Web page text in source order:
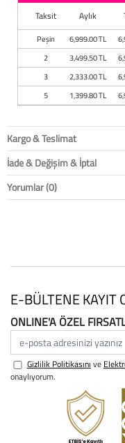
Taksit Aylık
Peşin 6,999.00 TL
2
3,499.50 TL
3
2,333.00 TL
5
1,399.80 TL
Kargo & Teslimat
İade & Değişim & İptal
Yorumlar (0)
E-BÜLTENE KAYIT
ONLINE'A ÖZEL
e-posta adresinizi yazınız
Gizlilik Politikasını ve
onaylıyorum.